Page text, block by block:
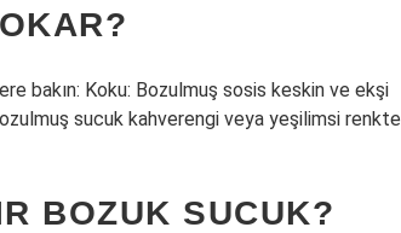
bakın: Koku: Bozulmuş sosis keskin ve ekşi
sucuk kahverengi veya yeşilimsi renkte
BOZUK SUCUK?